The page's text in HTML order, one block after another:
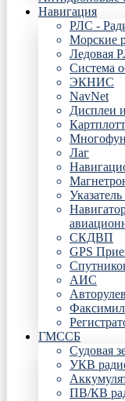
Навигация
РЛС -
Морские
Ледовая
Система
ЭКНИС
NavNet
Дисплеи
Лаг
Указатель
СКДВП
GPS
АИС
ГМССБ
Судовая
УКВ
ПВ/КВ